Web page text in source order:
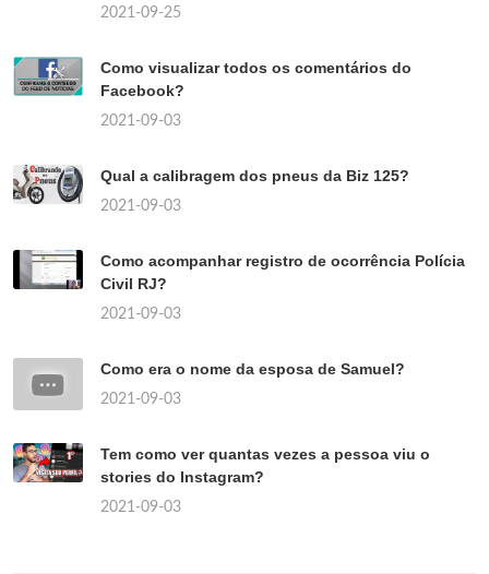
2021-09-25
Como visualizar todos os comentários do
Facebook?
2021-09-03
Qual a calibragem dos pneus da Biz 125?
2021-09-03
Como acompanhar registro de ocorrência Polícia
Civil RJ?
2021-09-03
Como era o nome da esposa de Samuel?
2021-09-03
Tem como ver quantas vezes a pessoa viu o
stories do Instagram?
2021-09-03